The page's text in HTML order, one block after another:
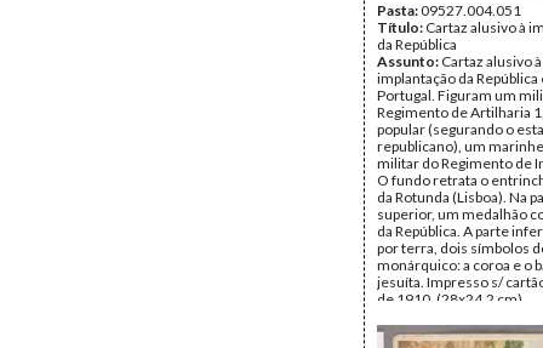
Pasta:09527.004.051
Título: Cartaz alusivo à
da República
Assunto: Cartaz alusivo à
implantação da República
Portugal. Figuram um
Regimento de Artilharia
popular (segurando o
republicano), um
militar do Regimento de
O fundo retrata o
da Rotunda (Lisboa). Na
superior, um medalhão
da República. A parte
por terra, dois símbolos
monárquico: a coroa e o
jesuíta. Impresso s/
de 1910. (28x24,2 cm).
Exercito/proclamam a